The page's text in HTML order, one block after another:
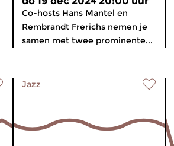
Co-hosts Hans Mantel en
Rembrandt Frerichs nemen je
samen met twee prominente...
Jazz